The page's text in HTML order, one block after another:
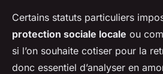
Certains statuts particuliers
protection sociale locale ou
si l’on souhaite cotiser pour la
donc essentiel d’analyser en